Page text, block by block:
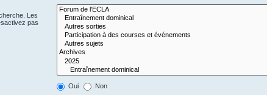
Les
pas
Oui Non